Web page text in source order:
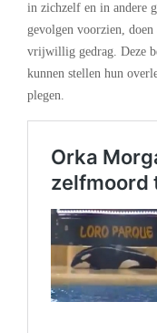
in zichzelf en in andere
gevolgen voorzien,
vrijwillig gedrag. Deze
kunnen stellen hun
plegen.